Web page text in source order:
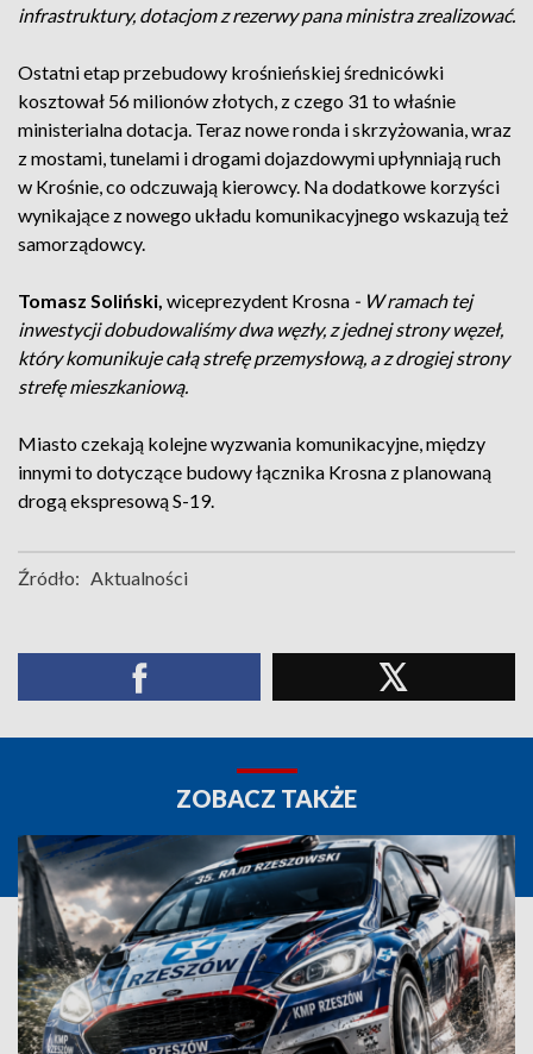
infrastruktury, dotacjom z rezerwy pana ministra zrealizować.
Ostatni etap przebudowy krośnieńskiej średnicówki
kosztował 56 milionów złotych, z czego 31 to właśnie
ministerialna dotacja. Teraz nowe ronda i skrzyżowania, wraz
z mostami, tunelami i drogami dojazdowymi upłynniają ruch
w Krośnie, co odczuwają kierowcy. Na dodatkowe korzyści
wynikające z nowego układu komunikacyjnego wskazują też
samorządowcy.
Tomasz Soliński, wiceprezydent Krosna - W ramach tej
inwestycji dobudowaliśmy dwa węzły, z jednej strony węzeł,
który komunikuje całą strefę przemysłową, a z drogiej strony
strefę mieszkaniową.
Miasto czekają kolejne wyzwania komunikacyjne, między
innymi to dotyczące budowy łącznika Krosna z planowaną
drogą ekspresową S-19.
Źródło: Aktualności
ZOBACZ TAKŻE